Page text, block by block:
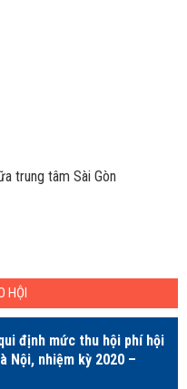
trung tâm Sài Gòn
HỘI
định mức thu hội phí hội
Nội, nhiệm kỳ 2020 –